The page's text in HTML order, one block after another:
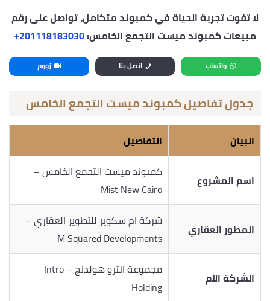
لا تفوت تجربة الحياة في كمبوند متكامل،تواصل على رقم
مبيعات كمبوند ميست التجمع الخامس:‎+201118183030
واتساب اتصل بنا زووم
جدول تفاصيل كمبوند ميست التجمع الخامس
البيان التفاصيل
اسم المشروع
كمبوند ميست التجمع الخامس –
Mist New Cairo
المطور العقاري
شركة ام سكوير للتطوير العقاري –
M Squared Developments
الشركة الأم
مجموعة انترو هولدنج – Intro
Holding